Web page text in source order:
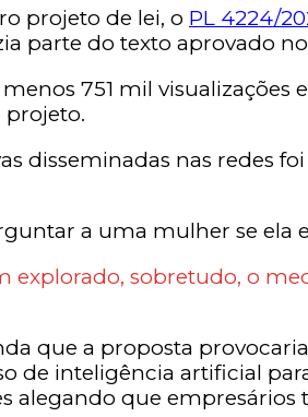
projeto de lei, o PL 4224/
parte do texto aprovado
751 mil visualizações
disseminadas nas redes
a uma mulher se ela
explorado, sobretudo, o
que a proposta
inteligência artificial
alegando que